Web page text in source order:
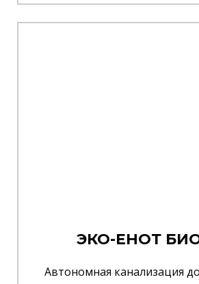
ЭКО-ЕНОТ
Автономная канализация